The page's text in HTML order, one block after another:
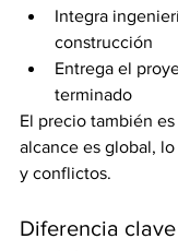
Integra
construcción
Entrega el
terminado
El precio también
alcance es global,
y conflictos.
Diferencia